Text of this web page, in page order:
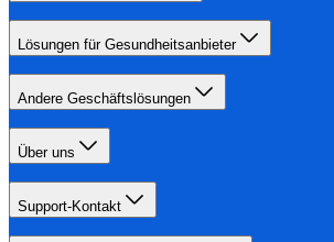
Lösungen für Gesundheitsanbieter
Andere Geschäftslösungen
Über uns
Support-Kontakt